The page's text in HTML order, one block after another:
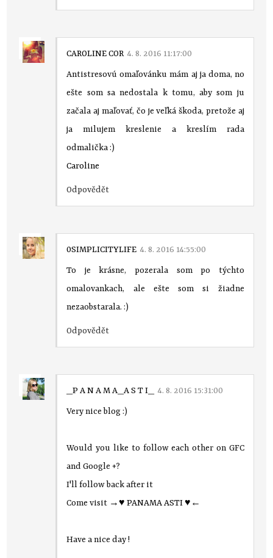
CAROLINE COR 4. 8. 2016 11:17:00
Antistresovú omaľovánku mám aj ja doma, no
ešte som sa nedostala k tomu, aby som ju
začala aj maľovať, čo je veľká škoda, pretože aj
ja milujem kreslenie a kreslím rada
odmalička :)
Caroline
Odpovědět
0SIMPLICITYLIFE 4. 8. 2016 14:55:00
To je krásne, pozerala som po týchto
omalovankach, ale ešte som si žiadne
nezaobstarala. :)
Odpovědět
_P A N A M A_A S T I_ 4. 8. 2016 15:31:00
Very nice blog :)
Would you like to follow each other on GFC
and Google +?
I'll follow back after it
Come visit →♥ PANAMA ASTI♥ ←
Have a nice day !